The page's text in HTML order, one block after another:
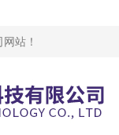
网站 ！